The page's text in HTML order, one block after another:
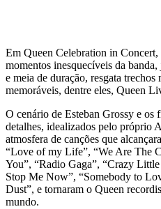
Em Queen Celebration in
momentos inesquecíveis da
e meia de duração, resgata trechos
memoráveis, dentre eles, Queen
O cenário de Esteban Grossy e
detalhes, idealizados pelo próprio
atmosfera de canções que
“Love of my Life”, “We Are The
You”, “Radio Gaga”, “Crazy
Stop Me Now”, “Somebody to
Dust”, e tornaram o Queen
mundo.